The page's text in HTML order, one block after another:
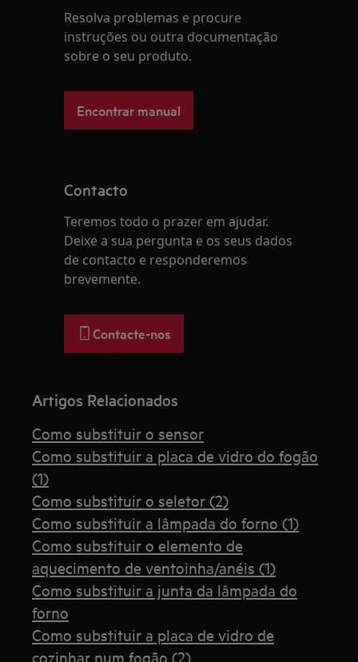
Resolva problemas e procure
instruções ou outra documentação
sobre o seu produto.
Encontrar manual
Contacto
Teremos todo o prazer em ajudar.
Deixe a sua pergunta e os seus dados
de contacto e responderemos
brevemente.
Contacte-nos
Artigos Relacionados
Como substituir o sensor
Como substituir a placa de vidro do fogão
(1)
Como substituir o seletor (2)
Como substituir a lâmpada do forno (1)
Como substituir o elemento de
aquecimento de ventoinha/anéis (1)
Como substituir a junta da lâmpada do
forno
Como substituir a placa de vidro de
cozinhar num fogão (2)